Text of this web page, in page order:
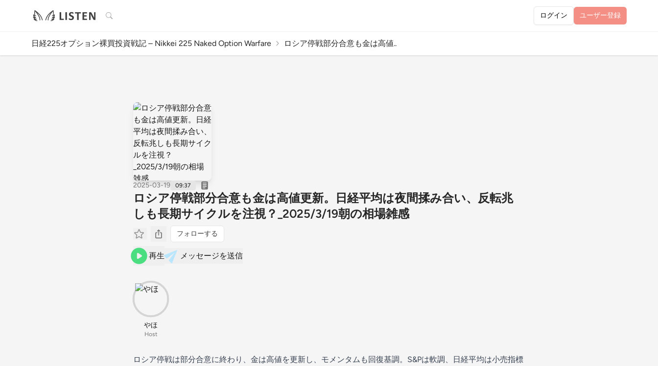
検索 ログイン ユーザー登録
日経225オプション裸買投資戦記 – Nikkei 225 Naked Option Warfare ロシア停戦部分合意も金は高値..
2025-03-19 09:37
ロシア停戦部分合意も金は高値更新。日経平均は夜間揉み合い、反転兆
しも長期サイクルを注視？_2025/3/19朝の相場雑感
フォローする
再生 メッセージを送信
やほ
Host
ロシア停戦は部分合意に終わり、金は高値を更新し、モメンタムも回復基調。S&Pは軟調、日経平均は小売指標